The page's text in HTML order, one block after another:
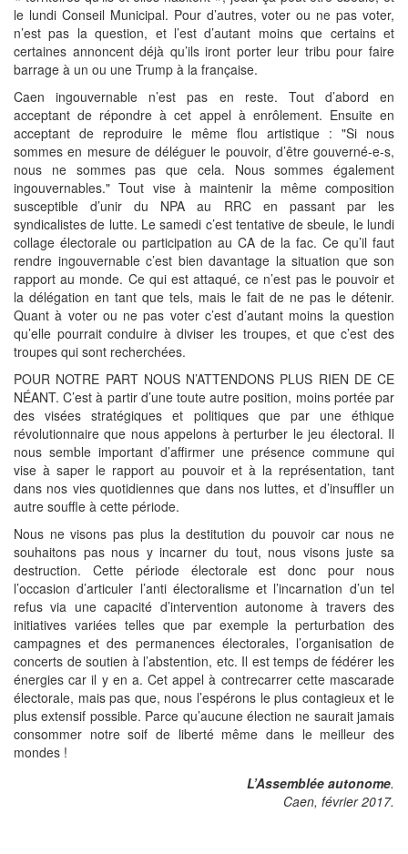
le lundi Conseil Municipal. Pour d’autres, voter ou ne pas voter,
n’est pas la question, et l’est d’autant moins que certains et
certaines annoncent déjà qu’ils iront porter leur tribu pour faire
barrage à un ou une Trump à la française.
Caen ingouvernable n’est pas en reste. Tout d’abord en
acceptant de répondre à cet appel à enrôlement. Ensuite en
acceptant de reproduire le même flou artistique : "Si nous
sommes en mesure de déléguer le pouvoir, d’être gouverné-e-s,
nous ne sommes pas que cela. Nous sommes également
ingouvernables." Tout vise à maintenir la même composition
susceptible d’unir du NPA au RRC en passant par les
syndicalistes de lutte. Le samedi c’est tentative de sbeule, le lundi
collage électorale ou participation au CA de la fac. Ce qu’il faut
rendre ingouvernable c’est bien davantage la situation que son
rapport au monde. Ce qui est attaqué, ce n’est pas le pouvoir et
la délégation en tant que tels, mais le fait de ne pas le détenir.
Quant à voter ou ne pas voter c’est d’autant moins la question
qu’elle pourrait conduire à diviser les troupes, et que c’est des
troupes qui sont recherchées.
POUR NOTRE PART NOUS N’ATTENDONS PLUS RIEN DE CE
NÉANT. C’est à partir d’une toute autre position, moins portée par
des visées stratégiques et politiques que par une éthique
révolutionnaire que nous appelons à perturber le jeu électoral. Il
nous semble important d’affirmer une présence commune qui
vise à saper le rapport au pouvoir et à la représentation, tant
dans nos vies quotidiennes que dans nos luttes, et d’insuffler un
autre souffle à cette période.
Nous ne visons pas plus la destitution du pouvoir car nous ne
souhaitons pas nous y incarner du tout, nous visons juste sa
destruction. Cette période électorale est donc pour nous
l’occasion d’articuler l’anti électoralisme et l’incarnation d’un tel
refus via une capacité d’intervention autonome à travers des
initiatives variées telles que par exemple la perturbation des
campagnes et des permanences électorales, l’organisation de
concerts de soutien à l’abstention, etc. Il est temps de fédérer les
énergies car il y en a. Cet appel à contrecarrer cette mascarade
électorale, mais pas que, nous l’espérons le plus contagieux et le
plus extensif possible. Parce qu’aucune élection ne saurait jamais
consommer notre soif de liberté même dans le meilleur des
mondes !
L’Assemblée autonome.
Caen, février 2017.